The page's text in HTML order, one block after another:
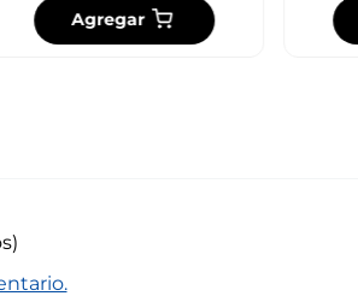
Agregar